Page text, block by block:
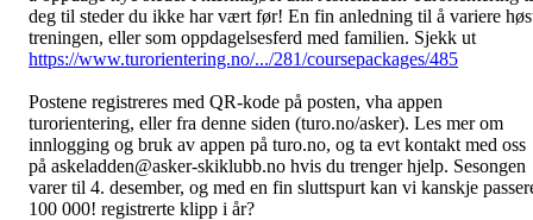
deg til steder du ikke har vært før! En fin anledning til å variere
treningen, eller som oppdagelsesferd med familien. Sjekk ut
https://www.turorientering.no/.../281/coursepackages/485
Postene registreres med QR-kode på posten, vha appen
turorientering, eller fra denne siden (turo.no/asker). Les mer om
innlogging og bruk av appen på turo.no, og ta evt kontakt med oss
på askeladden@asker-skiklubb.no hvis du trenger hjelp. Sesongen
varer til 4. desember, og med en fin sluttspurt kan vi kanskje
100 000! registrerte klipp i år?